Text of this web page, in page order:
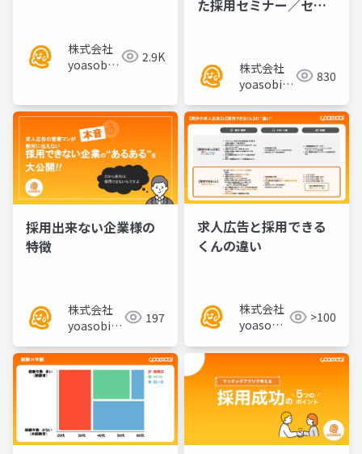
株式会社
yoasobi
2.9K
た採用セミナー／セミ
株式会社
yoasobi／
様
830
採用出来ない企業様の
特徴
株式会社
yoasobi／
様
197
求人広告と採用できる
くんの違い
株式会社
yoasobi
ナー様
>100